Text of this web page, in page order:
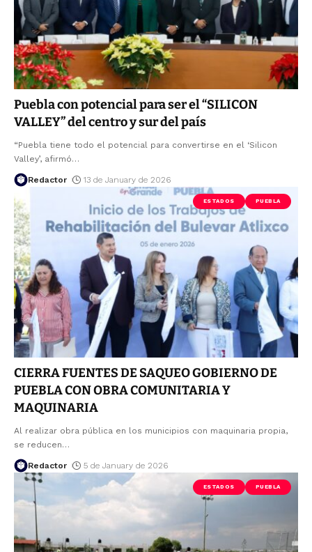
Puebla con potencial para ser el “SILICON
VALLEY” del centro y sur del país
“Puebla tiene todo el potencial para convertirse en el ‘Silicon
Valley’, afirmó…
Redactor 13 de January de 2026
ESTADOS PUEBLA
CIERRA FUENTES DE SAQUEO GOBIERNO DE
PUEBLA CON OBRA COMUNITARIA Y
MAQUINARIA
Al realizar obra pública en los municipios con maquinaria propia,
se reducen…
Redactor 5 de January de 2026
ESTADOS PUEBLA